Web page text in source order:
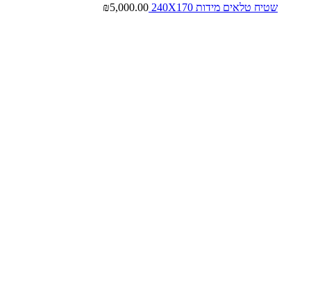
שטיח טלאים מידות 240X170 ₪5,000.00